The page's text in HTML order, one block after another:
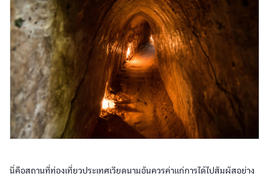
นี่คือสถานที่ท่องเที่ยวประเทศเวียดนามอันควรค่าแก่การได้ไปสัมผัสอย่าง